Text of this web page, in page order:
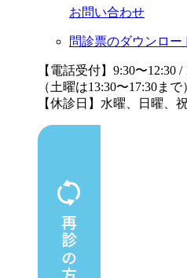
お問い合わせ
問診票のダウンロー
【電話受付】9:30〜12:30 /
（土曜は13:30〜17:30まで
【休診日】水曜、日曜、